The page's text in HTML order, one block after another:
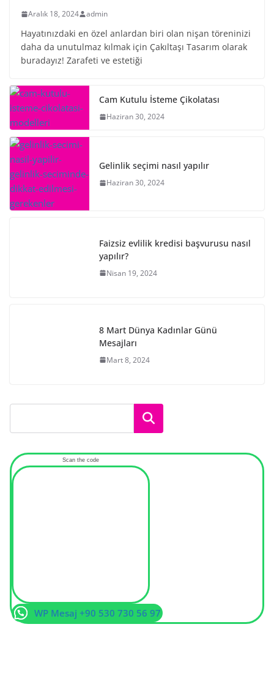
Aralık 18, 2024 admin
Hayatınızdaki en özel anlardan biri olan nişan töreninizi
daha da unutulmaz kılmak için Çakıltaşı Tasarım olarak
buradayız! Zarafeti ve estetiği
Cam Kutulu İsteme Çikolatası
Haziran 30, 2024
Gelinlik seçimi nasıl yapılır
Haziran 30, 2024
Faizsiz evlilik kredisi başvurusu nasıl
yapılır?
Nisan 19, 2024
8 Mart Dünya Kadınlar Günü
Mesajları
Mart 8, 2024
Ara
Scan the code
WP Mesaj +90 530 730 56 97